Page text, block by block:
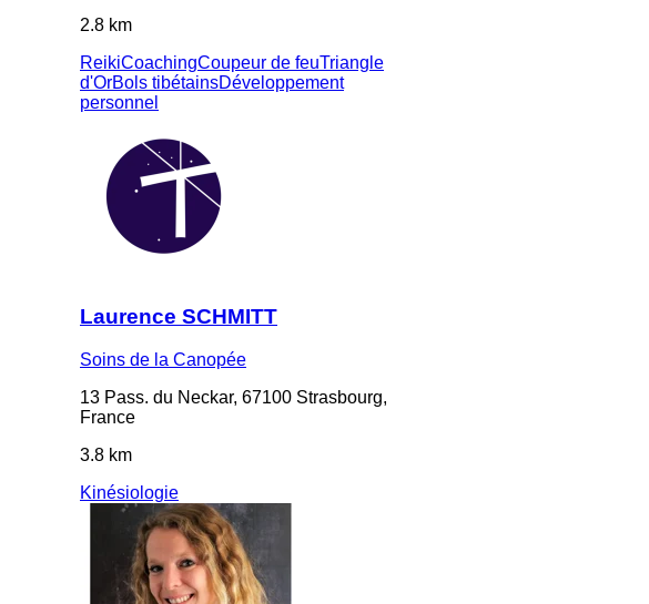
2.8 km
ReikiCoachingCoupeur de feuTriangle
d'OrBols tibétainsDéveloppement
personnel
Laurence SCHMITT
Soins de la Canopée
13 Pass. du Neckar, 67100 Strasbourg,
France
3.8 km
Kinésiologie